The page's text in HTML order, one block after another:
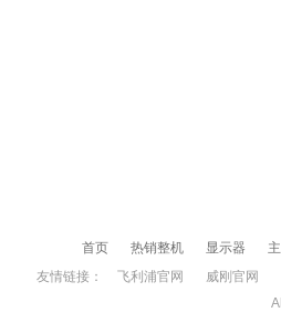
首页 热销整机 显示器
友情链接：
飞利浦官网 威刚官网